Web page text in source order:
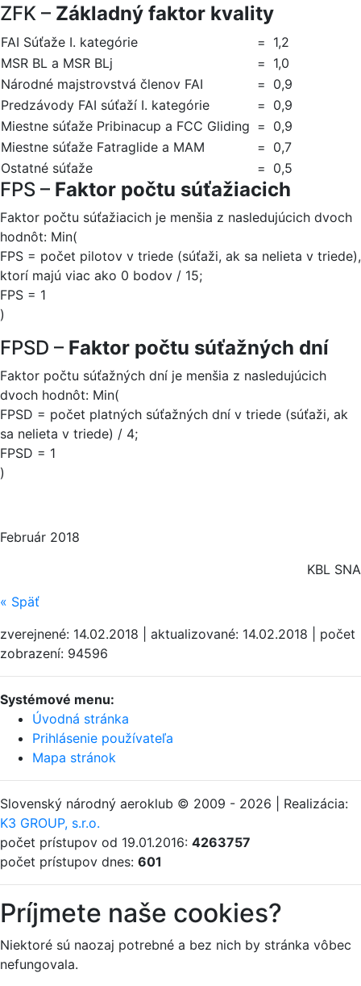
ZFK – Základný faktor kvality
FAI Súťaže I. kategórie = 1,2
MSR BL a MSR BLj
= 1,0
Národné majstrovstvá členov FAI
= 0,9
Predzávody FAI súťaží I. kategórie
= 0,9
Miestne súťaže Pribinacup a FCC Gliding = 0,9
Miestne súťaže Fatraglide a MAM
= 0,7
Ostatné súťaže
= 0,5
FPS – Faktor počtu súťažiacich
Faktor počtu súťažiacich je menšia z nasledujúcich dvoch
hodnôt: Min(
FPS = počet pilotov v triede (súťaži, ak sa nelieta v triede),
ktorí majú viac ako 0 bodov / 15;
FPS = 1
)
FPSD – Faktor počtu súťažných dní
Faktor počtu súťažných dní je menšia z nasledujúcich
dvoch hodnôt: Min(
FPSD = počet platných súťažných dní v triede (súťaži, ak
sa nelieta v triede) / 4;
FPSD = 1
)
Február 2018
KBL SNA
« Späť
zverejnené: 14.02.2018 | aktualizované: 14.02.2018 | počet
zobrazení: 94596
Systémové menu:
Úvodná stránka
Prihlásenie používateľa
Mapa stránok
Slovenský národný aeroklub © 2009 - 2026 | Realizácia:
K3 GROUP, s.r.o.
počet prístupov od 19.01.2016: 4263757
počet prístupov dnes: 601
Príjmete naše cookies?
Niektoré sú naozaj potrebné a bez nich by stránka vôbec
nefungovala.